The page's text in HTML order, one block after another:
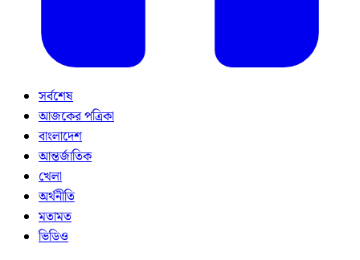
সর্বশেষ
আজকের পত্রিকা
বাংলাদেশ
আন্তর্জাতিক
খেলা
অর্থনীতি
মতামত
ভিডিও